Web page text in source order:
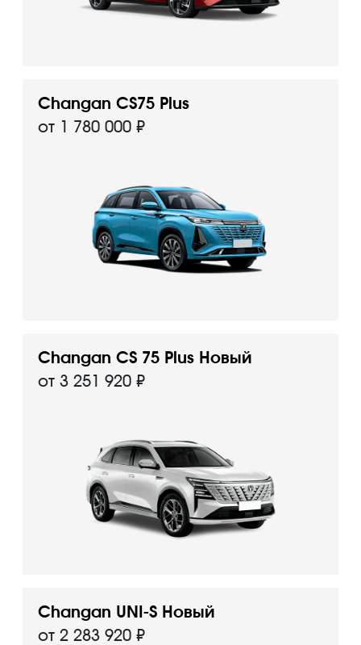
Changan CS75 Plus
от 1 780 000 ₽
Changan CS 75 Plus Новый
от 3 251 920 ₽
Changan UNI-S Новый
от 2 283 920 ₽